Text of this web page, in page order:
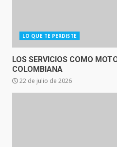
LO QUE TE PERDISTE
LOS SERVICIOS COMO
COLOMBIANA
22 de julio de 2026